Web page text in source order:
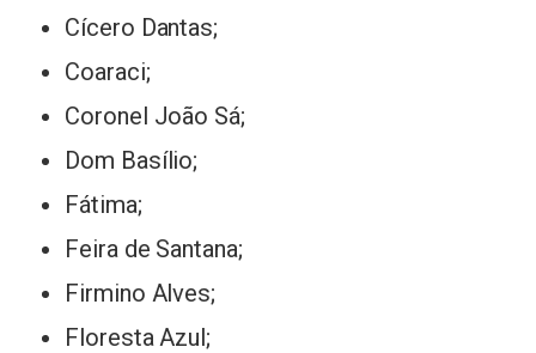
Cícero Dantas;
Coaraci;
Coronel João Sá;
Dom Basílio;
Fátima;
Feira de Santana;
Firmino Alves;
Floresta Azul;